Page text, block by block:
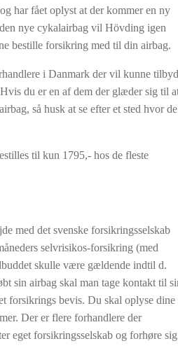
og har fået oplyst at der kommer en ny
nye cykalairbag vil Hövding igen
bestille forsikring med til din airbag.
i Danmark der vil kunne
du er en af dem der glæder sig til
så husk at se efter et sted hvor de
til kun 1795,- hos de fleste
med det svenske forsikringsselskab
selvrisikos-forsikring (med
skulle være gældende indtil d.
sin airbag skal man tage kontakt til
forsikrings bevis. Du skal oplyse dine
Der er flere forhandlere der
eget forsikringsselskab og forhøre sig